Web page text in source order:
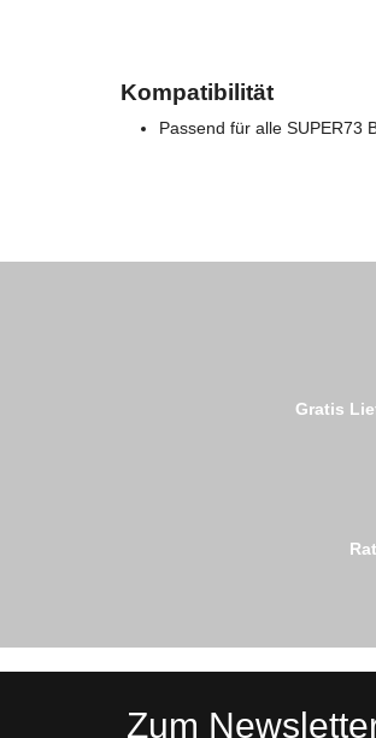
Kompatibilität
Passend für alle SUPER73
Gratis
Zum